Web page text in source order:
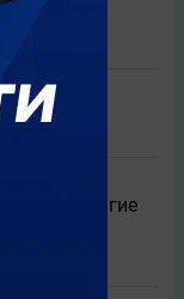
за «ПСЖ»
игрока
и другие